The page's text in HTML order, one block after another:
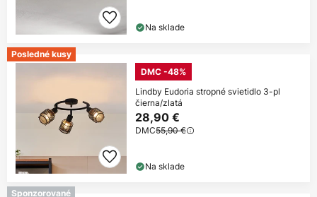
Na sklade
Posledné kusy
DMC -48%
Lindby Eudoria stropné svietidlo 3-pl
čierna/zlatá
28,90 €
DMC55,90 €
Na sklade
Sponzorované